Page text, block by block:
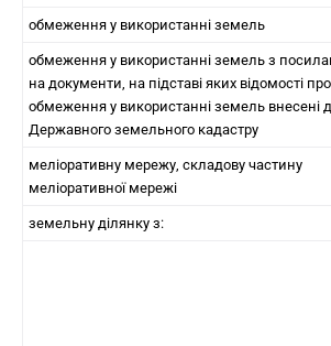
обмеження у використанні земель
обмеження у використанні земель з
на документи, на підставі яких відомості про
обмеження у використанні земель внесені
Державного земельного кадастру
меліоративну мережу, складову частину
меліоративної мережі
земельну ділянку з: